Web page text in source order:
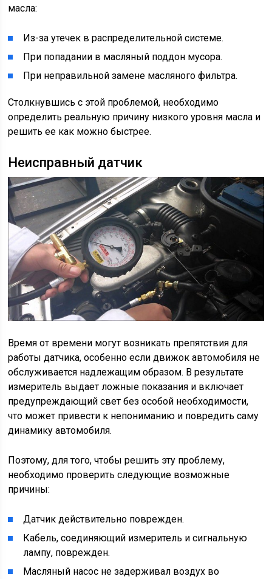
масла:
Из-за утечек в распределительной системе.
При попадании в масляный поддон мусора.
При неправильной замене масляного фильтра.
Столкнувшись с этой проблемой, необходимо
определить реальную причину низкого уровня масла и
решить ее как можно быстрее.
Неисправный датчик
Время от времени могут возникать препятствия для
работы датчика, особенно если движок автомобиля не
обслуживается надлежащим образом. В результате
измеритель выдает ложные показания и включает
предупреждающий свет без особой необходимости,
что может привести к непониманию и повредить саму
динамику автомобиля.
Поэтому, для того, чтобы решить эту проблему,
необходимо проверить следующие возможные
причины:
Датчик действительно поврежден.
Кабель, соединяющий измеритель и сигнальную
лампу, поврежден.
Масляный насос не задерживал воздух во